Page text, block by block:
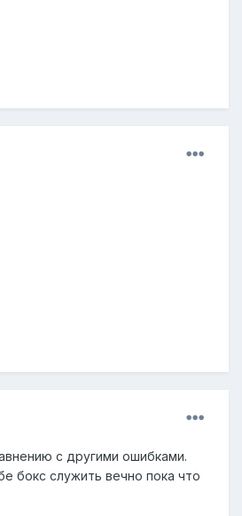
с другими ошибками.
бокс служить вечно пока что